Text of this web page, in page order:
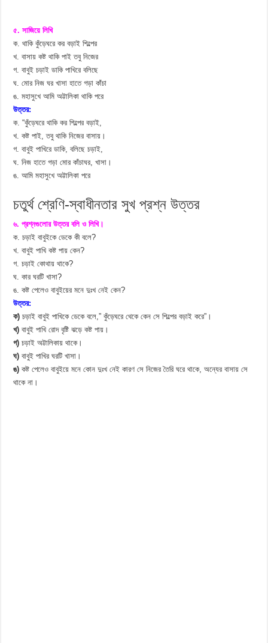
৫. সাজিয়ে লিখি
ক. থাকি কুঁড়েঘরে কর বড়াই শিল্পের
খ. বাসায় কষ্ট থাকি পাই তবু নিজের
গ. বাবুই চড়াই ডাকি পাখিরে বলিছে
ঘ. মোর নিজ ঘর খাসা হাতে গড়া কাঁচা
ঙ. মহাসুখে আমি অট্টালিকা থাকি পরে
উত্তর:
ক. “কুঁড়েঘরে থাকি কর শিল্পের বড়াই,
খ. কষ্ট পাই, তবু থাকি নিজের বাসায়।
গ. বাবুই পাখিরে ডাকি, বলিছে চড়াই,
ঘ. নিজ হাতে গড়া মোর কাঁচাঘর, খাসা।
ঙ. আমি মহাসুখে অট্টালিকা পরে
চতুর্থ শ্রেণি-স্বাধীনতার সুখ প্রশ্ন উত্তর
৬. প্রশ্নগুলোর উত্তর বলি ও লিখি।
ক. চড়াই বাবুইকে ডেকে কী বলে?
খ. বাবুই পাখি কষ্ট পায় কেন?
গ. চড়াই কোথায় থাকে?
ঘ. কার ঘরটি খাসা?
ঙ. কষ্ট পেলেও বাবুইয়ের মনে দুঃখ নেই কেন?
উত্তর:
ক) চড়াই বাবুই পাখিকে ডেকে বলে,” কুঁড়েঘরে থেকে কেন সে শিল্পের বড়াই করে”।
খ) বাবুই পাখি রোদ বৃষ্টি ঝড়ে কষ্ট পায়।
গ) চড়াই অট্টালিকায় থাকে।
ঘ) বাবুই পাখির ঘরটি খাসা।
ঙ) কষ্ট পেলেও বাবুইয়ে মনে কোন দুঃখ নেই কারণ সে নিজের তৈরি ঘরে থাকে, অন্যের বাসায় সে
থাকে না।